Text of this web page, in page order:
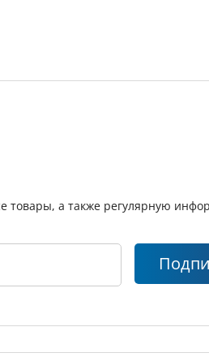
товары, а также регулярную